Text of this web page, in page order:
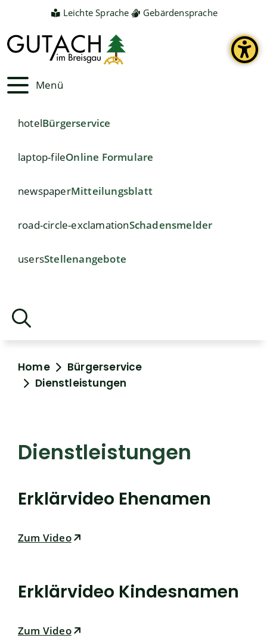
Leichte Sprache Gebärdensprache
Menü
hotelBürgerservice
laptop-fileOnline Formulare
newspaperMitteilungsblatt
road-circle-exclamationSchadensmelder
usersStellenangebote
Home
Bürgerservice
Dienstleistungen
Dienstleistungen
Erklärvideo Ehenamen
Zum Video
Erklärvideo Kindesnamen
Zum Video